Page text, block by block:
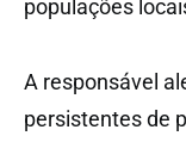
populações
A responsável
persistentes de